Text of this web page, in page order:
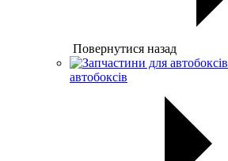
Повернутися назад
автобоксів